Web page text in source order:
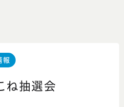
報
ね抽選会